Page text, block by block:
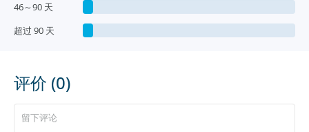
46～90 天
超过 90 天
评价 (0)